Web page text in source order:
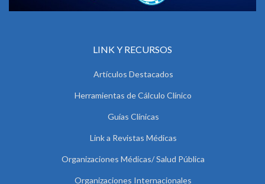
LINK Y RECURSOS
Artículos Destacados
Herramientas de Cálculo Clínico
Guías Clínicas
Link a Revistas Médicas
Organizaciones Médicas/ Salud Pública
Organizaciones Internacionales